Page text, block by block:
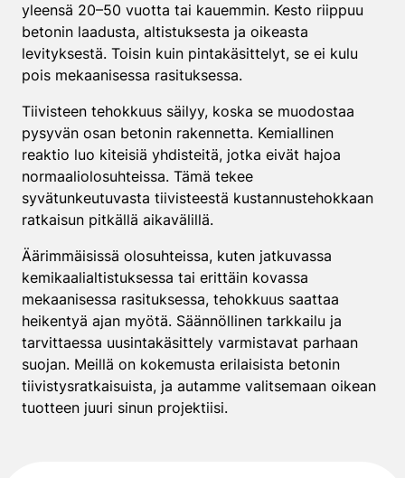
yleensä 20–50 vuotta tai kauemmin. Kesto riippuu
betonin laadusta, altistuksesta ja oikeasta
levityksestä. Toisin kuin pintakäsittelyt, se ei kulu
pois mekaanisessa rasituksessa.
Tiivisteen tehokkuus säilyy, koska se muodostaa
pysyvän osan betonin rakennetta. Kemiallinen
reaktio luo kiteisiä yhdisteitä, jotka eivät hajoa
normaaliolosuhteissa. Tämä tekee
syvätunkeutuvasta tiivisteestä kustannustehokkaan
ratkaisun pitkällä aikavälillä.
Äärimmäisissä olosuhteissa, kuten jatkuvassa
kemikaalialtistuksessa tai erittäin kovassa
mekaanisessa rasituksessa, tehokkuus saattaa
heikentyä ajan myötä. Säännöllinen tarkkailu ja
tarvittaessa uusintakäsittely varmistavat parhaan
suojan. Meillä on kokemusta erilaisista betonin
tiivistysratkaisuista, ja autamme valitsemaan oikean
tuotteen juuri sinun projektiisi.